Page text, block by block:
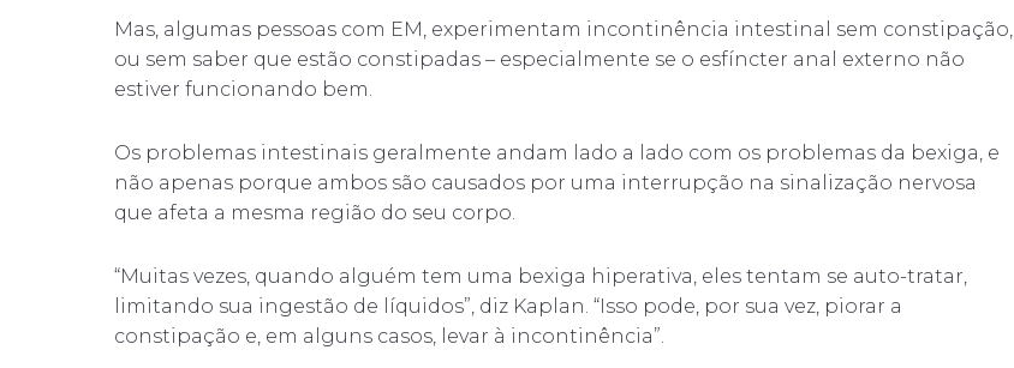
Mas, algumas pessoas com EM, experimentam incontinência intestinal sem constipação,
ou sem saber que estão constipadas – especialmente se o esfíncter anal externo não
estiver funcionando bem.
Os problemas intestinais geralmente andam lado a lado com os problemas da bexiga, e
não apenas porque ambos são causados ​​por uma interrupção na sinalização nervosa
que afeta a mesma região do seu corpo.
“Muitas vezes, quando alguém tem uma bexiga hiperativa, eles tentam se auto-tratar,
limitando sua ingestão de líquidos”, diz Kaplan. “Isso pode, por sua vez, piorar a
constipação e, em alguns casos, levar à incontinência”.